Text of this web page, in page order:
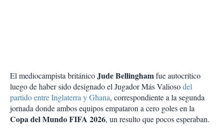
El mediocampista británicoJude Bellinghamfue autocrítico
luego de haber sido designado el Jugador Más Valiosodel
partido entre Inglaterra y Ghana, correspondiente a la segunda
jornada donde ambos equipos empataron a cero goles en la
Copa del Mundo FIFA 2026, un resulto que pocos esperaban.